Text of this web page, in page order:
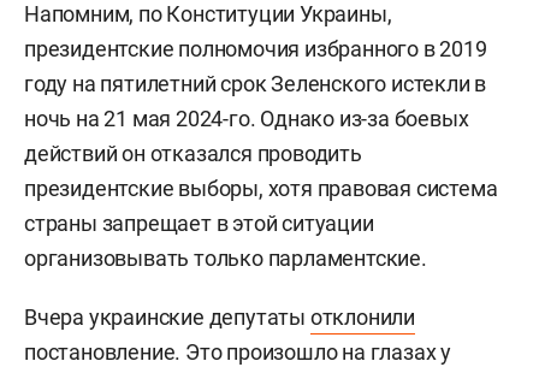
Напомним, по Конституции Украины,
президентские полномочия избранного в 2019
году на пятилетний срок Зеленского истекли в
ночь на 21 мая 2024-го. Однако из-за боевых
действий он отказался проводить
президентские выборы, хотя правовая система
страны запрещает в этой ситуации
организовывать только парламентские.
Вчера украинские депутаты отклонили
постановление. Это произошло на глазах у